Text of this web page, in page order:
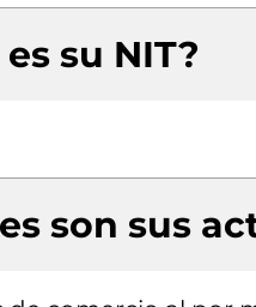
su NIT?
son sus